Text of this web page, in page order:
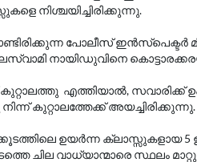
നിശ്ചയിച്ചിരിക്കുന്നു.
പോലീസ് ഇൻസ്‌പെക്ടർ
നായിഡുവിനെ
എത്തിയാൽ, സവാരിക്ക്
കുറ്റാലത്തേക്ക് അയച്ചിരിക്കുന്നു.
ഉയർന്ന ക്ലാസ്സുകളായ 5
ചില വാധ്യാന്മാരെ സ്ഥലം